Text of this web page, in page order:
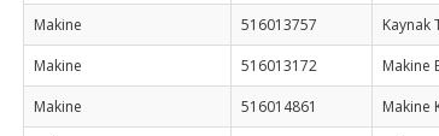
Makine
516013757 Kaynak
Makine
516013172 Makine
Makine
516014861 Makine